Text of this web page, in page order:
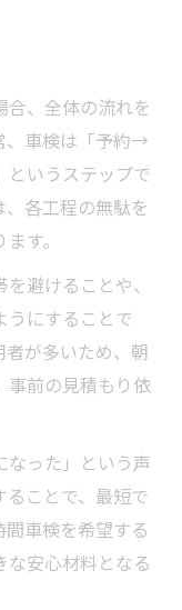
、全体の流れを
、車検は「予約→
いうステップで
各工程の無駄を
す。
避けることや、
うにすることで
が多いため、朝
事前の見積もり依
なった」という声
ことで、最短で
車検を希望する
安心材料となる